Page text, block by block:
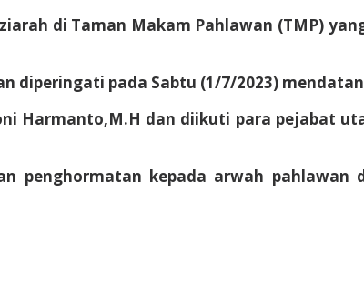
di Taman Makam Pahlawan (TMP)
diperingati pada Sabtu (1/7/2023)
Harmanto,M.H dan diikuti para pejabat
penghormatan kepada arwah pahlawan